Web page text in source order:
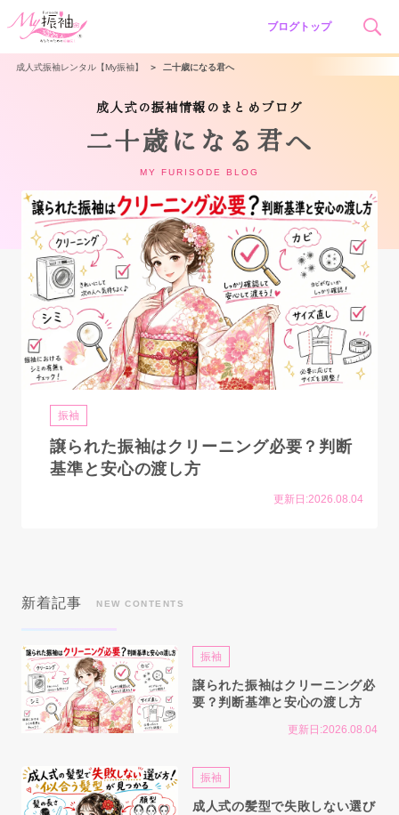
ブログトップ
成人式振袖レンタル【My振袖】 ＞ 二十歳になる君へ
成人式の振袖情報のまとめブログ
二十歳になる君へ
MY FURISODE BLOG
振袖
譲られた振袖はクリーニング必要？判断
基準と安心の渡し方
更新日:2026.08.04
新着記事 NEW CONTENTS
振袖
譲られた振袖はクリーニング必
要？判断基準と安心の渡し方
更新日:2026.08.04
振袖
成人式の髪型で失敗しない選び